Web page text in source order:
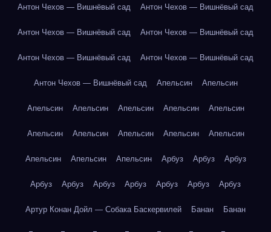
Антон Чехов — Вишнёвый сад Антон Чехов — Вишнёвый сад
Антон Чехов — Вишнёвый сад Антон Чехов — Вишнёвый сад
Антон Чехов — Вишнёвый сад Антон Чехов — Вишнёвый сад
Антон Чехов — Вишнёвый сад Апельсин Апельсин
Апельсин Апельсин Апельсин Апельсин Апельсин
Апельсин Апельсин Апельсин Апельсин Апельсин
Апельсин Апельсин Апельсин Арбуз Арбуз Арбуз
Арбуз Арбуз Арбуз Арбуз Арбуз Арбуз Арбуз
Артур Конан Дойл — Собака Баскервилей Банан Банан